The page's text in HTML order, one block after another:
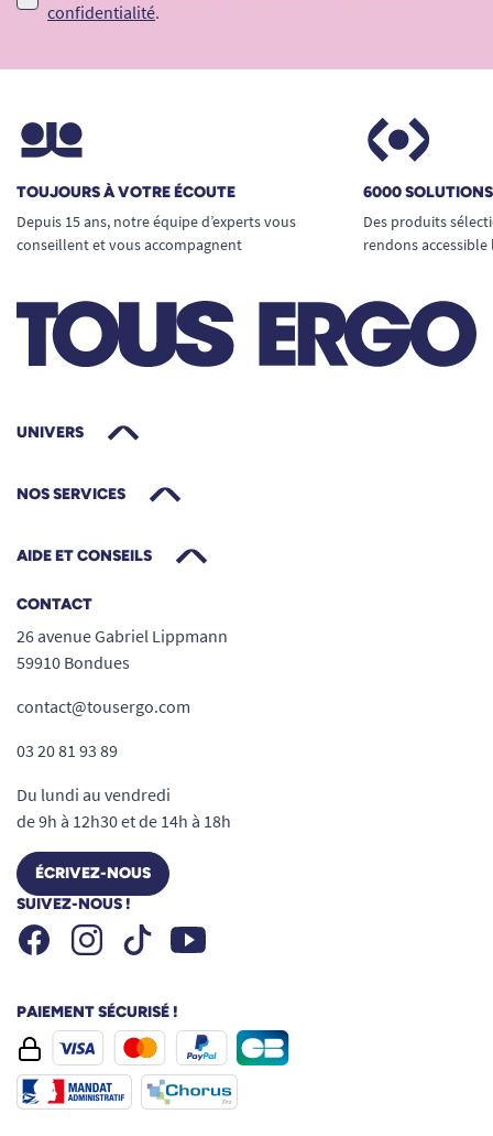
confidentialité.
TOUJOURS À VOTRE ÉCOUTE
Depuis 15 ans, notre équipe d’experts vous
conseillent et vous accompagnent
6000
Des produits
rendons
UNIVERS
NOS SERVICES
AIDE ET CONSEILS
CONTACT
26 avenue Gabriel Lippmann
59910 Bondues
contact@tousergo.com
03 20 81 93 89
Du lundi au vendredi
de 9h à 12h30 et de 14h à 18h
ÉCRIVEZ-NOUS
SUIVEZ-NOUS !
FacebookInstagramTiktok Youtube
PAIEMENT SÉCURISÉ !